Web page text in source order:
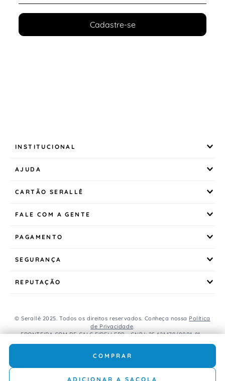
Indicação: uso diário, lazer e look athleisure
COMPRAR
ADICIONAR A SACOLA
Cadastre-se
INSTITUCIONAL
AJUDA
CARTÃO SERALLÊ
FALE COM A GENTE
PAGAMENTO
SEGURANÇA
REPUTAÇÃO
© Serallê 2025. Todos os direitos reservados. Conheça nossa Política
de Privacidade.
FRONTEIRA COM DE CALC EIRELI EPP - CNPJ: 25.421.179/0001-81 -
Avenida Brasil, 456, Centro, CEP: 85.851-000, Foz do Iguaçu, PR, Brasil.
válido é o do carrinho de compras.